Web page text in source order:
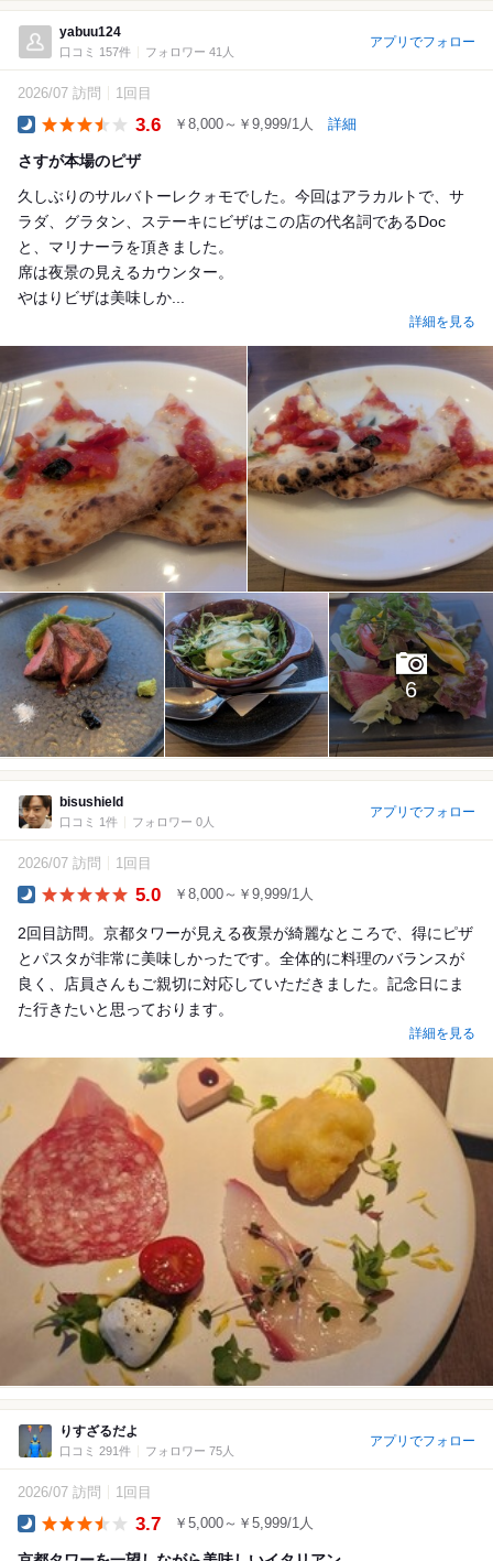
yabuu124
口コミ 157件 フォロワー 41人
アプリでフォロー
2026/07 訪問 1回目
3.6 ￥8,000～￥9,999/1人 詳細
さすが本場のピザ
久しぶりのサルバトーレクォモでした。今回はアラカルトで、サ
ラダ、グラタン、ステーキにビザはこの店の代名詞であるDoc
と、マリナーラを頂きました。
席は夜景の見えるカウンター。
やはりビザは美味しか...
詳細を見る
6
bisushield
口コミ 1件 フォロワー 0人
アプリでフォロー
2026/07 訪問 1回目
5.0 ￥8,000～￥9,999/1人
2回目訪問。京都タワーが見える夜景が綺麗なところで、得にピザ
とパスタが非常に美味しかったです。全体的に料理のバランスが
良く、店員さんもご親切に対応していただきました。記念日にま
た行きたいと思っております。
詳細を見る
りすざるだよ
口コミ 291件 フォロワー 75人
アプリでフォロー
2026/07 訪問 1回目
3.7 ￥5,000～￥5,999/1人